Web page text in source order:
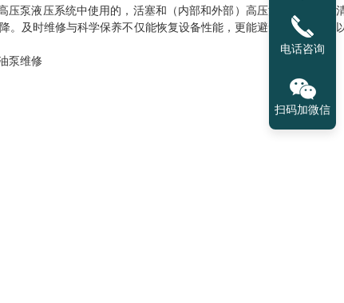
泵液压系统中使用的，活塞和（内部和外部）高压清洗泵是工业
。及时维修与科学保养不仅能恢复设备性能，更能避免停机损失！
电话咨询
扫码加微信